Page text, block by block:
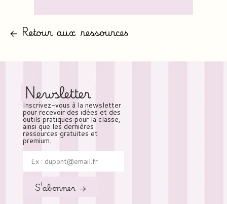
← Retour aux ressources
Newsletter
Inscrivez-vous à la newsletter
pour recevoir des idées et des
outils pratiques pour la classe,
ainsi que les dernières
ressources gratuites et
premium.
S'abonner →